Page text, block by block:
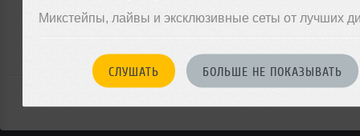
Микстейпы, лайвы и эксклюзивные сеты от лучших
СЛУШАТЬ БОЛЬШЕ НЕ ПОКАЗЫВАТЬ
войдите на сайт